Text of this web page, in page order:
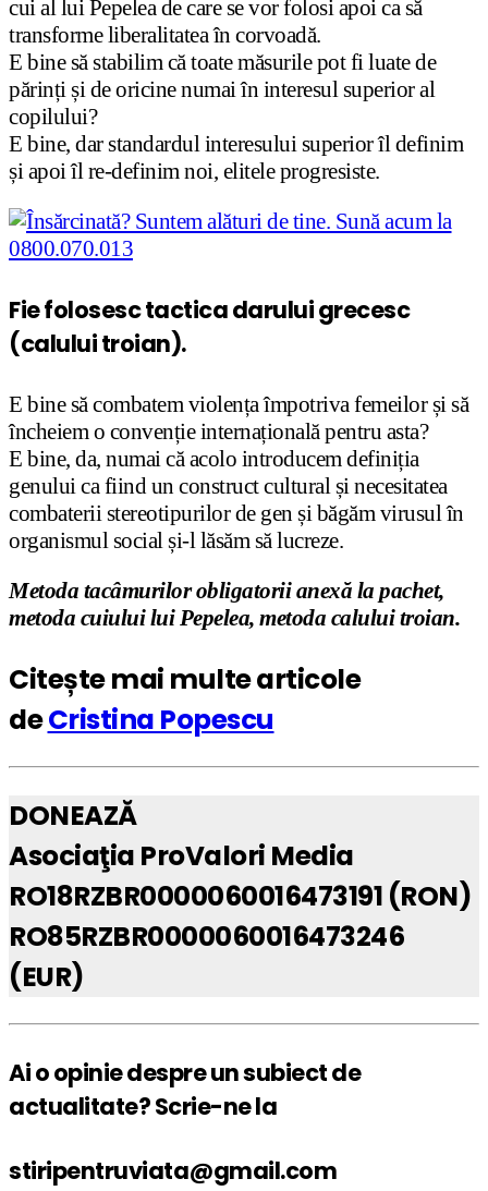
cui al lui Pepelea de care se vor folosi apoi ca să
transforme liberalitatea în corvoadă.
E bine să stabilim că toate măsurile pot fi luate de
părinți și de oricine numai în interesul superior al
copilului?
E bine, dar standardul interesului superior îl definim
și apoi îl re-definim noi, elitele progresiste.
Fie folosesc tactica darului grecesc
(calului troian).
E bine să combatem violența împotriva femeilor și să
încheiem o convenție internațională pentru asta?
E bine, da, numai că acolo introducem definiția
genului ca fiind un construct cultural și necesitatea
combaterii stereotipurilor de gen și băgăm virusul în
organismul social și-l lăsăm să lucreze.
Metoda tacâmurilor obligatorii anexă la pachet,
metoda cuiului lui Pepelea, metoda calului troian.
Citește mai multe articole
deCristina Popescu
DONEAZĂ
Asociaţia ProValori Media
RO18RZBR0000060016473191 (RON)
RO85RZBR0000060016473246
(EUR)
Ai o opinie despre un subiect de
actualitate? Scrie-ne la
stiripentruviata@gmail.com